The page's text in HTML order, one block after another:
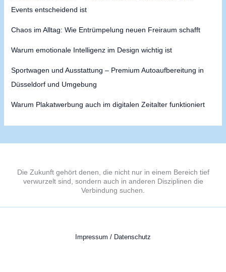
Events entscheidend ist
Chaos im Alltag: Wie Entrümpelung neuen Freiraum schafft
Warum emotionale Intelligenz im Design wichtig ist
Sportwagen und Ausstattung – Premium Autoaufbereitung in
Düsseldorf und Umgebung
Warum Plakatwerbung auch im digitalen Zeitalter funktioniert
Die Zukunft gehört denen, die nicht nur in einem Bereich tief
verwurzelt sind, sondern auch in anderen Disziplinen die
Verbindung suchen.
Impressum / Datenschutz